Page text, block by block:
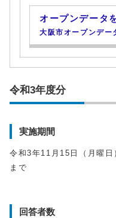
オープンデータ
大阪市オープンデー
令和3年度分
実施期間
令和3年11月15日（月曜日
まで
回答者数